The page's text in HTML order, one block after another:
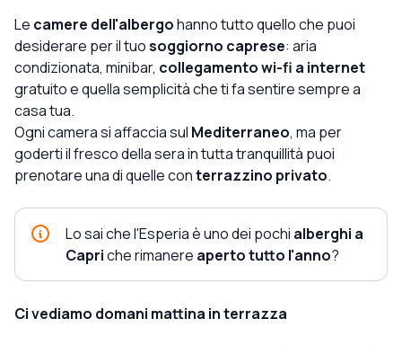
Le camere dell'albergohanno tutto quello che puoi
desiderare per il tuosoggiorno caprese: aria
condizionata, minibar, collegamento wi-fi a internet
gratuito e quella semplicità che ti fa sentire sempre a
casa tua.
Ogni camera si affaccia sul Mediterraneo, ma per
goderti il fresco della sera in tutta tranquillità puoi
prenotare una di quelle conterrazzino privato.
Lo sai che l'Esperia è uno dei pochi alberghi a
Capriche rimanere aperto tutto l'anno?
Ci vediamo domani mattina in terrazza